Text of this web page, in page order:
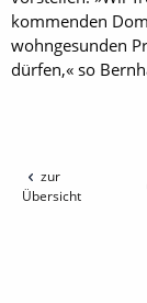
kommenden
wohngesunden
dürfen,« so
zur
Übersicht